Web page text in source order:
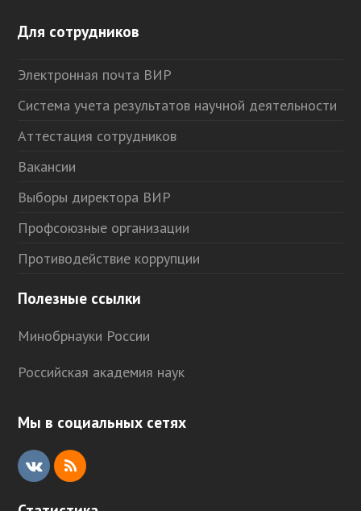
Для сотрудников
Электронная почта ВИР
Система учета результатов научной деятельности
Аттестация сотрудников
Вакансии
Выборы директора ВИР
Профсоюзные организации
Противодействие коррупции
Полезные ссылки
Минобрнауки России
Российская академия наук
Мы в социальных сетях
V
R